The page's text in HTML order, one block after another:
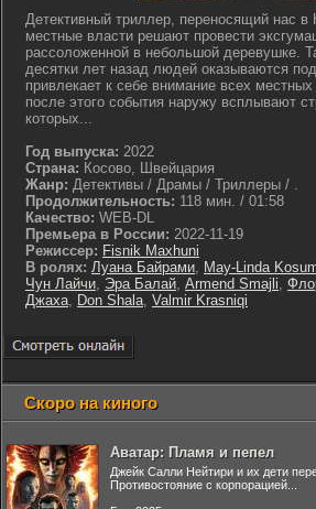
Детективный триллер, переносящий нас
местные власти решают провести
рассоложенной в небольшой деревушке.
десятки лет назад людей оказываются
привлекает к себе внимание всех
после этого события наружу всплывают
которых...
Год выпуска: 2022
Страна: Косово, Швейцария
Жанр: Детективы / Драмы / Триллеры / .
Продолжительность: 118 мин. / 01:58
Качество: WEB-DL
Премьера в России: 2022-11-19
Режиссер: Fisnik Maxhuni
В ролях: Луана Байрами, May-Linda
Чун Лайчи, Эра Балай, Armend Smajli,
Джаха, Don Shala, Valmir Krasniqi
Скоро на киного
Аватар: Пламя и пепел
Джейк Салли Нейтири и их дети
Противостояние с корпорацией...